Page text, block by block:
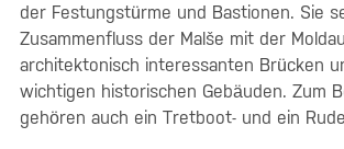
der Festungstürme und Bastionen. Sie
Zusammenfluss der Malše mit der
architektonisch interessanten Brücken
wichtigen historischen Gebäuden. Zum
gehören auch ein Tretboot- und ein